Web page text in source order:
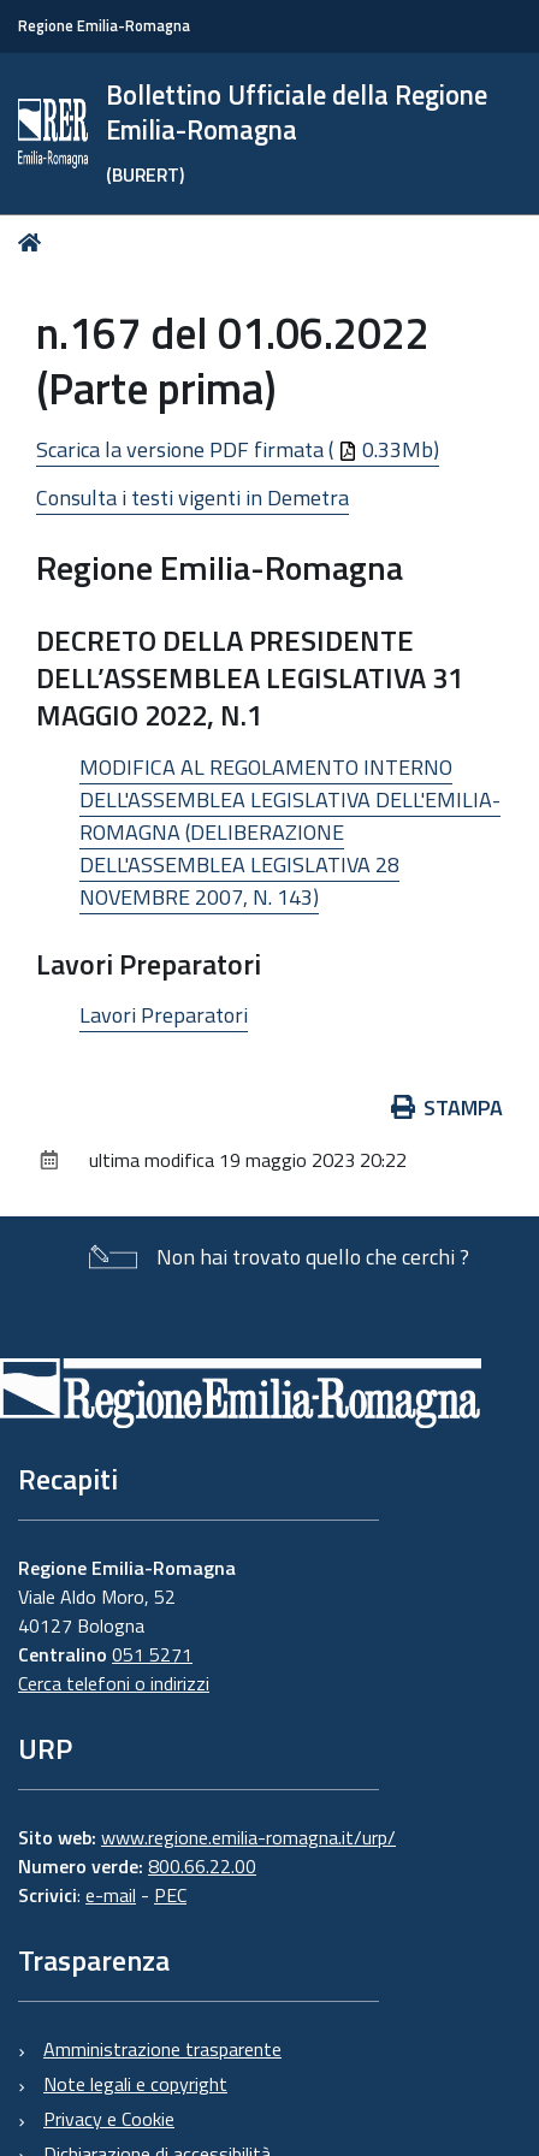
Regione Emilia-Romagna
Bollettino Ufficiale della Regione
Emilia-Romagna
(BURERT)
Tu
n.167 del 01.06.2022
(Parte prima)
Scarica la versione PDF firmata (
0.33Mb)
Consulta i testi vigenti in Demetra
Regione Emilia-Romagna
DECRETO DELLA PRESIDENTE
DELL’ASSEMBLEA LEGISLATIVA 31
MAGGIO 2022, N.1
MODIFICA AL REGOLAMENTO INTERNO
DELL'ASSEMBLEA LEGISLATIVA DELL'EMILIA-
ROMAGNA (DELIBERAZIONE
DELL'ASSEMBLEA LEGISLATIVA 28
NOVEMBRE 2007, N. 143)
Lavori Preparatori
Lavori Preparatori
documento
STAMPA
ultima modifica 19 maggio 2023 20:22
Non hai trovato quello che cerchi ?
di
pagina
Recapiti
Regione Emilia-Romagna
Viale Aldo Moro, 52
40127 Bologna
Centralino 051 5271
Cerca telefoni o indirizzi
URP
Sito web: www.regione.emilia-romagna.it/urp/
Numero verde: 800.66.22.00
Scrivici: e-mail - PEC
Trasparenza
Amministrazione trasparente
Note legali e copyright
Privacy e Cookie